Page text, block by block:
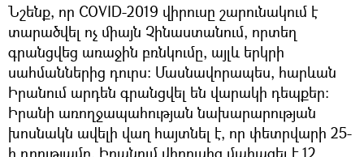
Նշենք, որ COVID-2019 վիրուսը շարունակում է
տարածվել ոչ միայն Չինաստանում, որտեղ
գրանցվեց առաջին բռնկումը, այլև երկրի
սահմաններից դուրս: Մասնավորապես, հարևան
Իրանում արդեն գրանցվել են վարակի դեպքեր:
Իրանի առողջապահության նախարարության
խոսնակն ավելի վաղ հայտնել է, որ փետրվարի 25-
ի դրությամբ, Իրանում վիրուսից մահացել է 12